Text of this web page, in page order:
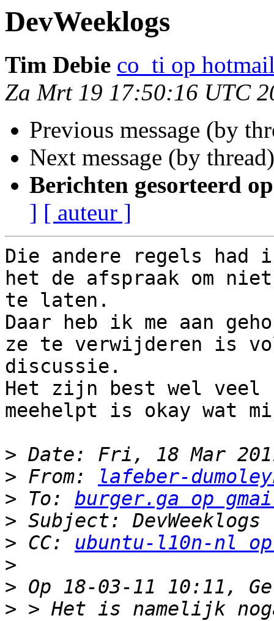
DevWeeklogs
Tim Debie co_ti op
Za Mrt 19 17:50:16 UTC
Previous message (by
Next message (by
Berichten gesorteerd
] [ auteur ]
Die andere regels had
het de afspraak om
te laten.
Daar heb ik me aan
ze te verwijderen is
discussie.
Het zijn best wel veel
meehelpt is okay wat
>
> From:
lafeber-
> To: burger.ga op
>
> CC: ubuntu-l10n-nl
>
>
> > Het is namelijk